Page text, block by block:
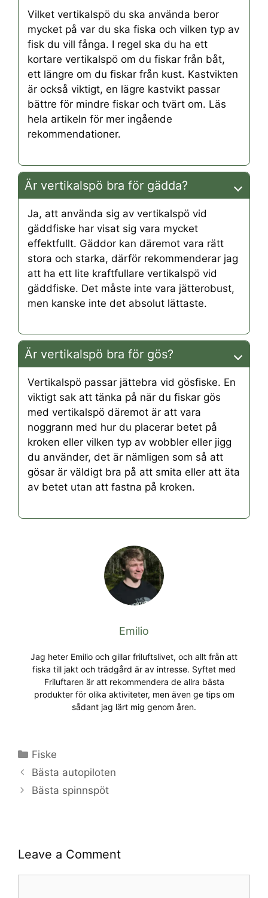
Vilket vertikalspö du ska använda beror
mycket på var du ska fiska och vilken typ av
fisk du vill fånga. I regel ska du ha ett
kortare vertikalspö om du fiskar från båt,
ett längre om du fiskar från kust. Kastvikten
är också viktigt, en lägre kastvikt passar
bättre för mindre fiskar och tvärt om. Läs
hela artikeln för mer ingående
rekommendationer.
Är vertikalspö bra för gädda?
Ja, att använda sig av vertikalspö vid
gäddfiske har visat sig vara mycket
effektfullt. Gäddor kan däremot vara rätt
stora och starka, därför rekommenderar jag
att ha ett lite kraftfullare vertikalspö vid
gäddfiske. Det måste inte vara jätterobust,
men kanske inte det absolut lättaste.
Är vertikalspö bra för gös?
Vertikalspö passar jättebra vid gösfiske. En
viktigt sak att tänka på när du fiskar gös
med vertikalspö däremot är att vara
noggrann med hur du placerar betet på
kroken eller vilken typ av wobbler eller jigg
du använder, det är nämligen som så att
gösar är väldigt bra på att smita eller att äta
av betet utan att fastna på kroken.
Emilio
Jag heter Emilio och gillar friluftslivet, och allt från att
fiska till jakt och trädgård är av intresse. Syftet med
Friluftaren är att rekommendera de allra bästa
produkter för olika aktiviteter, men även ge tips om
sådant jag lärt mig genom åren.
Categories
Fiske
Bästa autopiloten
Bästa spinnspöt
Leave a Comment